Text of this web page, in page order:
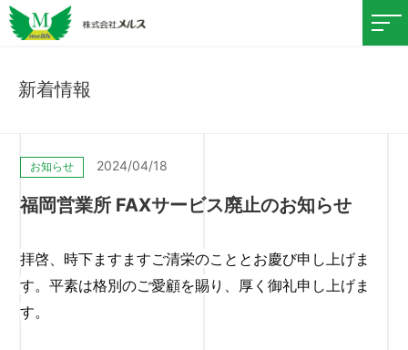
新着情報
お知らせ 2024/04/18
福岡営業所 FAXサービス廃止のお知らせ
拝啓、時下ますますご清栄のこととお慶び申し上げま
す。平素は格別のご愛顧を賜り、厚く御礼申し上げま
す。